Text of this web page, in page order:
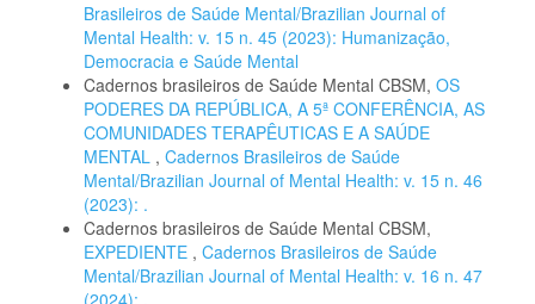
Brasileiros de Saúde Mental/Brazilian Journal of
Mental Health: v. 15 n. 45 (2023): Humanização,
Democracia e Saúde Mental
Cadernos brasileiros de Saúde Mental CBSM, OS
PODERES DA REPÚBLICA, A 5ª CONFERÊNCIA, AS
COMUNIDADES TERAPÊUTICAS E A SAÚDE
MENTAL , Cadernos Brasileiros de Saúde
Mental/Brazilian Journal of Mental Health: v. 15 n. 46
(2023): .
Cadernos brasileiros de Saúde Mental CBSM,
EXPEDIENTE , Cadernos Brasileiros de Saúde
Mental/Brazilian Journal of Mental Health: v. 16 n. 47
(2024): .